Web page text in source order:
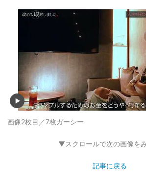
画像2枚目／7枚ガーシー
▼スクロールで次の画像を
記事に戻る